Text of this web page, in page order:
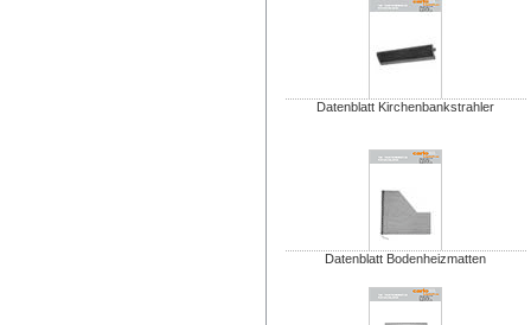
Datenblatt Kirchenbankstrahler
Datenblatt Bodenheizmatten